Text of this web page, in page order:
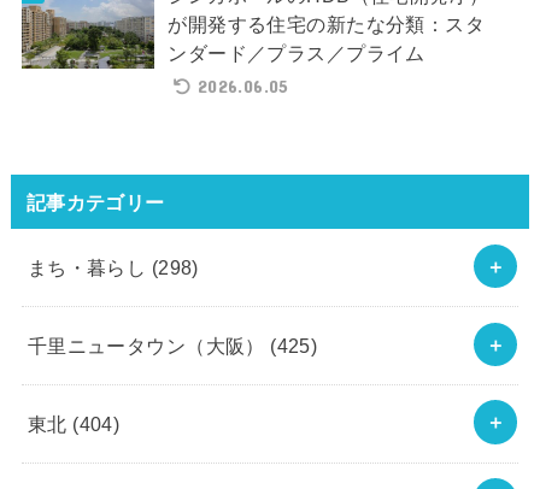
が開発する住宅の新たな分類：スタ
ンダード／プラス／プライム
2026.06.05
記事カテゴリー
まち・暮らし (298)
千里ニュータウン（大阪） (425)
東北 (404)